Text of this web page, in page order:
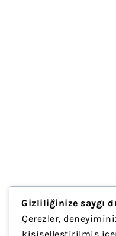
Gizliliğinize saygı
Çerezler,